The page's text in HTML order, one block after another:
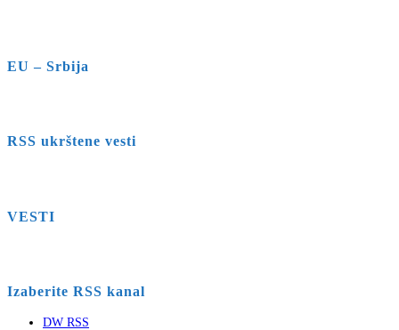
EU – Srbija
RSS ukrštene vesti
VESTI
Izaberite RSS kanal
DW RSS